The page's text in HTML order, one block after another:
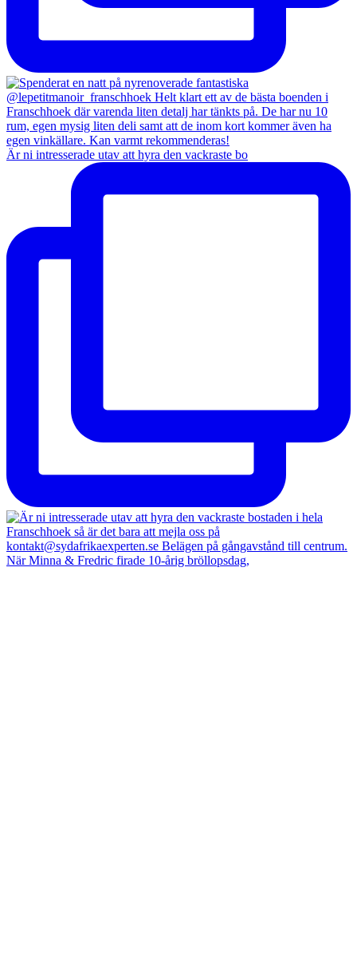
Är ni intresserade utav att hyra den vackraste bo
När Minna & Fredric firade 10-årig bröllopsdag,